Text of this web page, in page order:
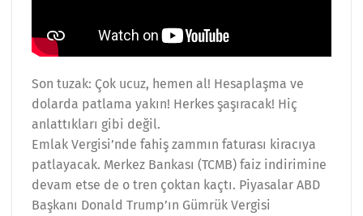
Son tuzak: Çok ucuz, hemen al! Hesaplaşma ve
dolarda patlama yakın! Herkes şaşıracak! Hiç
anlattıkları gibi değil.
Emlak Vergisi’nde fahiş zammın faturası kiracıya
patlayacak. Merkez Bankası (TCMB) faiz indirimine
devam etse de o tren çoktan kaçtı. Piyasalar ABD
Başkanı Donald Trump’ın Gümrük Vergisi